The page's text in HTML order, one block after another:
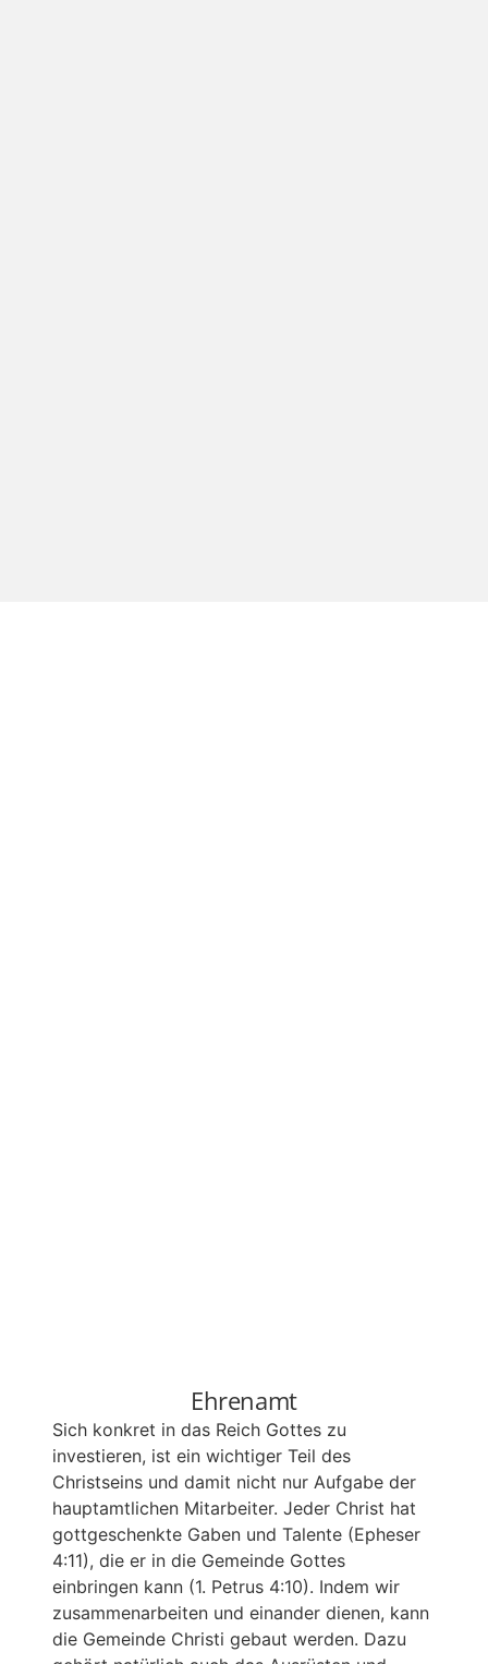
Ehrenamt
Sich konkret in das Reich Gottes zu
investieren, ist ein wichtiger Teil des
Christseins und damit nicht nur Aufgabe der
hauptamtlichen Mitarbeiter. Jeder Christ hat
gottgeschenkte Gaben und Talente (Epheser
4:11), die er in die Gemeinde Gottes
einbringen kann (1. Petrus 4:10). Indem wir
zusammenarbeiten und einander dienen, kann
die Gemeinde Christi gebaut werden. Dazu